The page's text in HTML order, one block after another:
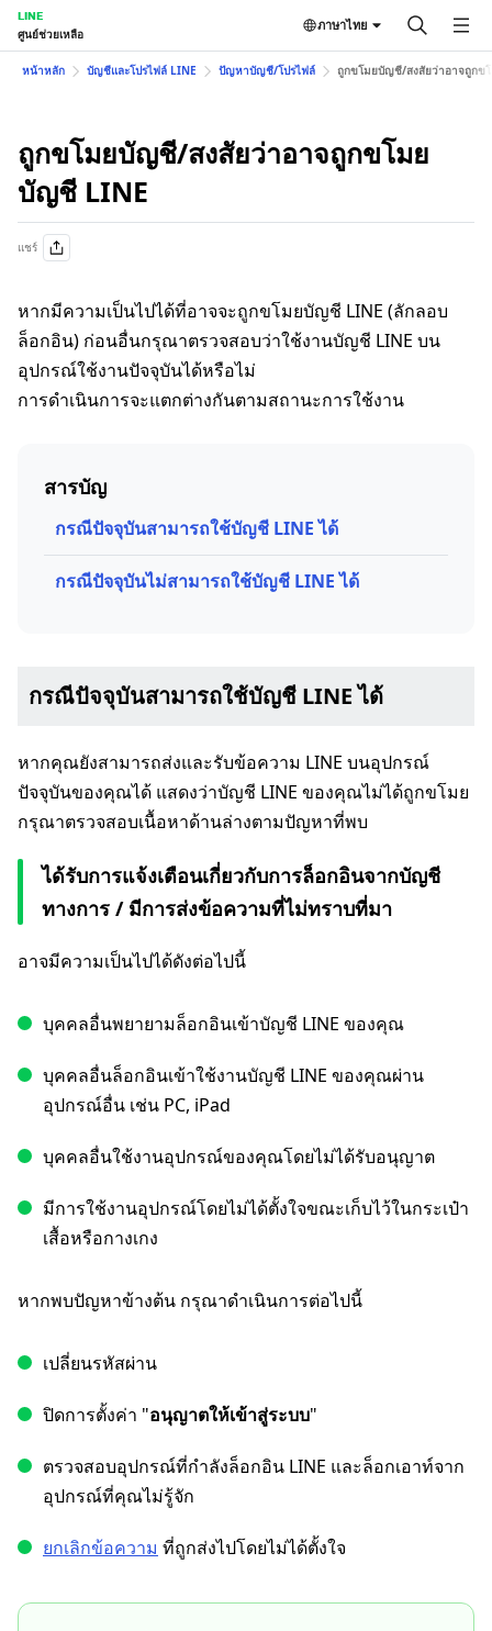
LINE
ศูนย์ช่วยเหลือ
ภาษาไทย
หน้าหลัก บัญชีและโปรไฟล์ LINE ปัญหาบัญชี/โปรไฟล์ ถูกขโมยบัญชี/สงสัยว่าอาจถูกข
ถูกขโมยบัญชี/สงสัยว่าอาจถูกขโมย
บัญชี LINE
แชร์
หากมีความเป็นไปได้ที่อาจจะถูกขโมยบัญชี LINE (ลักลอบ
ล็อกอิน) ก่อนอื่นกรุณาตรวจสอบว่าใช้งานบัญชี LINE บน
อุปกรณ์ใช้งานปัจจุบันได้หรือไม่
การดำเนินการจะแตกต่างกันตามสถานะการใช้งาน
สารบัญ
กรณีปัจจุบันสามารถใช้บัญชี LINE ได้
กรณีปัจจุบันไม่สามารถใช้บัญชี LINE ได้
กรณีปัจจุบันสามารถใช้บัญชี LINE ได้
หากคุณยังสามารถส่งและรับข้อความ LINE บนอุปกรณ์
ปัจจุบันของคุณได้ แสดงว่าบัญชี LINE ของคุณไม่ได้ถูกขโมย
กรุณาตรวจสอบเนื้อหาด้านล่างตามปัญหาที่พบ
ได้รับการแจ้งเตือนเกี่ยวกับการล็อกอินจากบัญชี
ทางการ / มีการส่งข้อความที่ไม่ทราบที่มา
อาจมีความเป็นไปได้ดังต่อไปนี้
บุคคลอื่นพยายามล็อกอินเข้าบัญชี LINE ของคุณ
บุคคลอื่นล็อกอินเข้าใช้งานบัญชี LINE ของคุณผ่าน
อุปกรณ์อื่น เช่น PC, iPad
บุคคลอื่นใช้งานอุปกรณ์ของคุณโดยไม่ได้รับอนุญาต
มีการใช้งานอุปกรณ์โดยไม่ได้ตั้งใจขณะเก็บไว้ในกระเป๋า
เสื้อหรือกางเกง
หากพบปัญหาข้างต้น กรุณาดำเนินการต่อไปนี้
เปลี่ยนรหัสผ่าน
ปิดการตั้งค่า "อนุญาตให้เข้าสู่ระบบ"
ตรวจสอบอุปกรณ์ที่กำลังล็อกอิน LINE และล็อกเอาท์จาก
อุปกรณ์ที่คุณไม่รู้จัก
ยกเลิกข้อความ ที่ถูกส่งไปโดยไม่ได้ตั้งใจ